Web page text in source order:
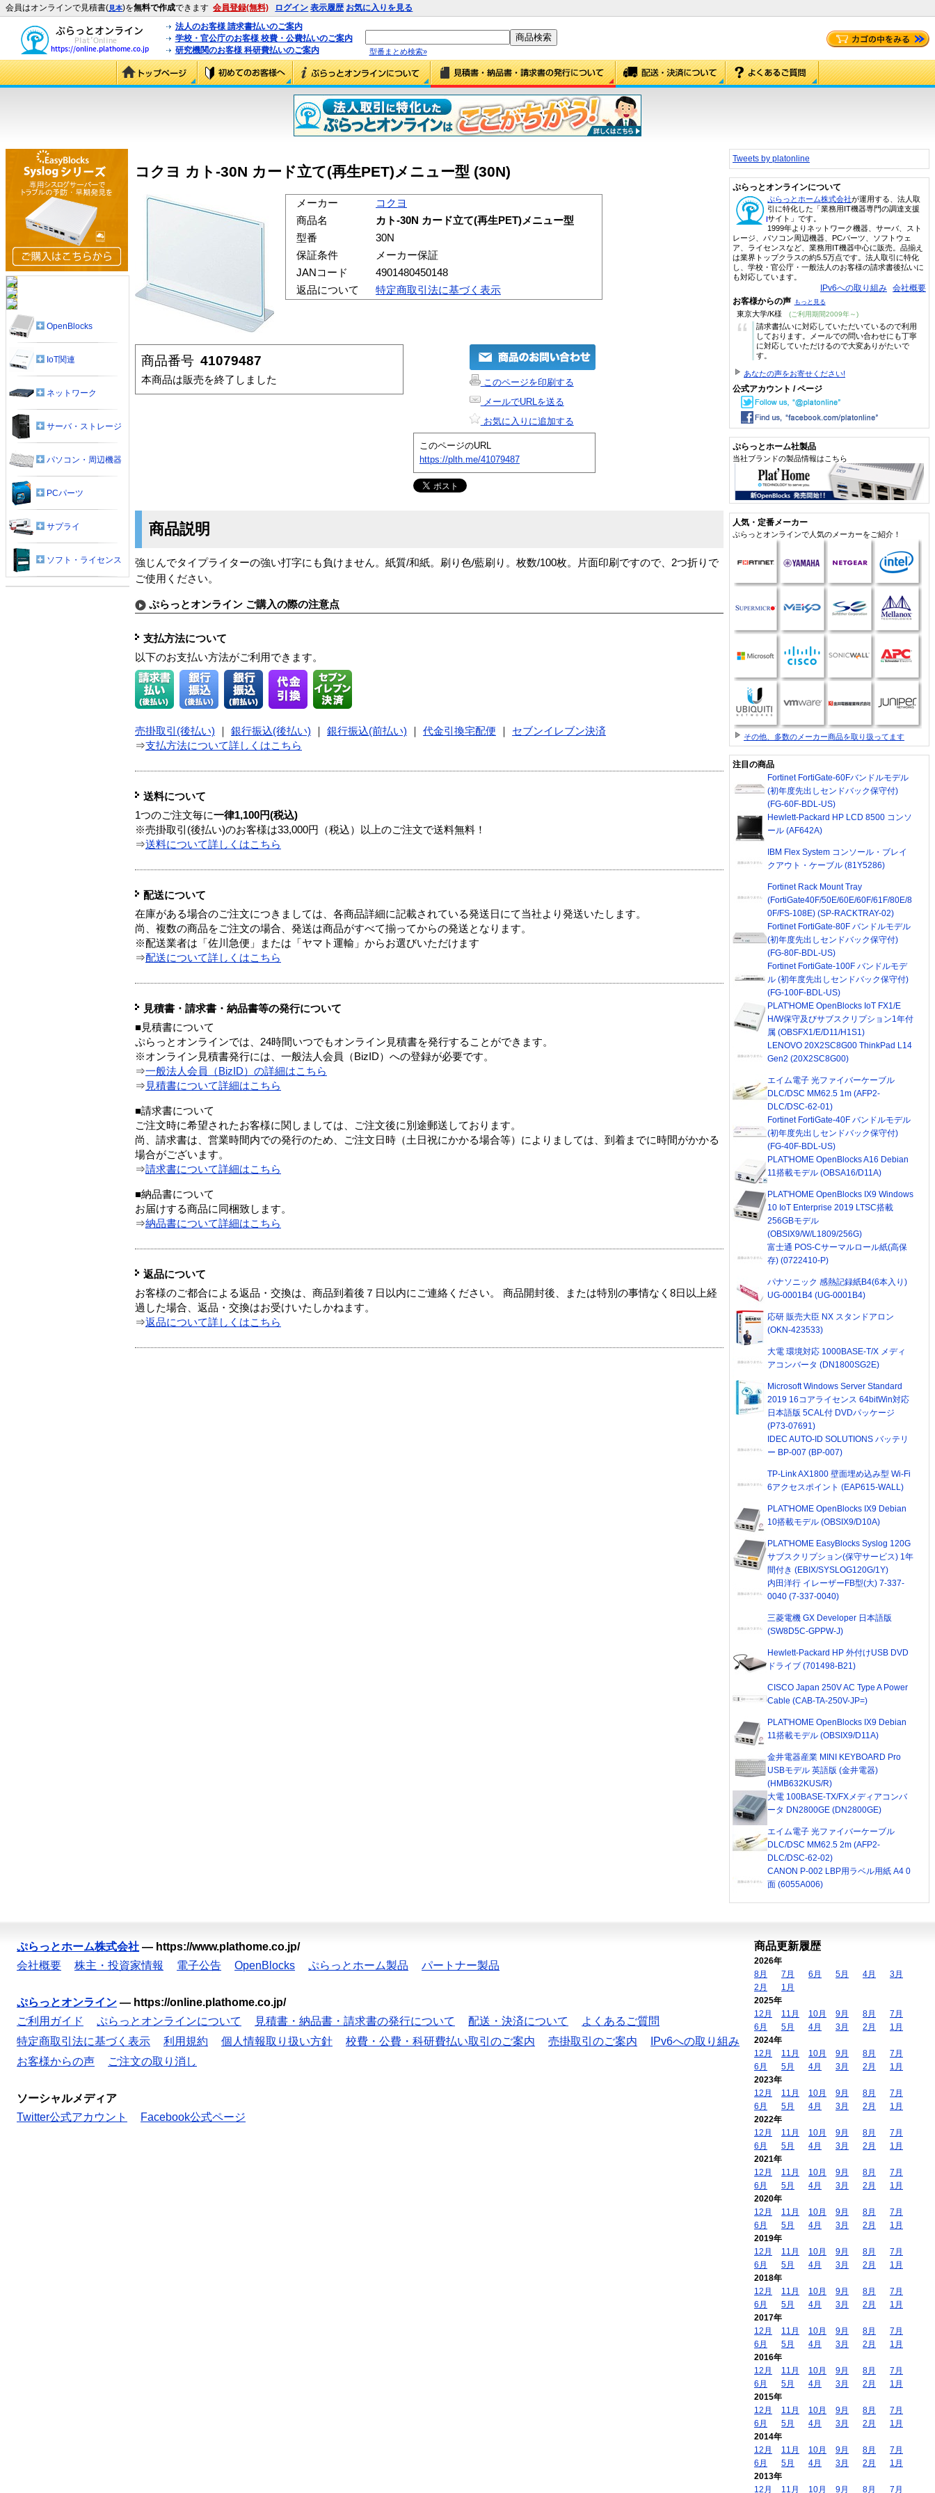
会員はオンラインで見積書(見本)を無料で作成できます 会員登録(無料) ログイン 表示履歴 お気に入りを見る
法人のお客様 請求書払いのご案内
学校・官公庁のお客様 校費・公費払いのご案内
研究機関のお客様 科研費払いのご案内
型番まとめ検索»
コクヨ カト-30N カード立て(再生PET)メニュー型 (30N)
メーカー
コクヨ
商品名
カト-30N カード立て(再生PET)メニュー型
型番
30N
保証条件
メーカー保証
JANコード
4901480450148
返品について
特定商取引法に基づく表示
商品番号 41079487
本商品は販売を終了しました
このページを印刷する
メールでURLを送る
お気に入りに追加する
このページのURL
https://plth.me/41079487
商品説明
強じんでタイプライターの強い打字にも負けません。紙質/和紙。刷り色/藍刷り。枚数/100枚。片面印刷ですので、2つ折りで
ご使用ください。
ぷらっとオンライン ご購入の際の注意点
支払方法について
以下のお支払い方法がご利用できます。
売掛取引(後払い) 銀行振込(後払い) 銀行振込(前払い) 代金引換宅配便
セブンイレブン決済
⇒支払方法について詳しくはこちら
送料について
1つのご注文毎に一律1,100円(税込)
※売掛取引(後払い)のお客様は33,000円（税込）以上のご注文で送料無料！
⇒送料について詳しくはこちら
配送について
在庫がある場合のご注文につきましては、各商品詳細に記載されている発送日にて当社より発送いたします。
尚、複数の商品をご注文の場合、発送は商品がすべて揃ってからの発送となります。
※配送業者は「佐川急便」または「ヤマト運輸」からお選びいただけます
⇒配送について詳しくはこちら
見積書・請求書・納品書等の発行について
■見積書について
ぷらっとオンラインでは、24時間いつでもオンライン見積書を発行することができます。
※オンライン見積書発行には、一般法人会員（BizID）への登録が必要です。
⇒一般法人会員（BizID）の詳細はこちら
⇒ 見積書について詳細はこちら
■請求書について
ご注文時に希望されたお客様に関しましては、ご注文後に別途郵送しております。
尚、請求書は、営業時間内での発行のため、ご注文日時（土日祝にかかる場合等）によりましては、到着までに時間がかかる
場合がございます。
⇒請求書について詳細はこちら
■納品書について
お届けする商品に同梱致します。
⇒納品書について詳細はこちら
返品について
お客様のご都合による返品・交換は、商品到着後７日以内にご連絡ください。 商品開封後、または特別の事情なく8日以上経
過した場合、返品・交換はお受けいたしかねます。
⇒返品について詳しくはこちら
OpenBlocks
IoT関連
ネットワーク
サーバ・ストレージ
パソコン・周辺機器
PCパーツ
サプライ
ソフト・ライセンス
Tweets by platonline
ぷらっとオンラインについて
ぷらっとホーム株式会社が運用する、法人取
引に特化した「業務用IT機器専門の調達支援
サイト」です。
1999年よりネットワーク機器、サーバ、スト
レージ、パソコン周辺機器、PCパーツ、ソフトウェ
ア、ライセンスなど、業務用IT機器中心に販売。品揃え
は業界トップクラスの約5.5万点です。法人取引に特化
し、学校・官公庁・一般法人のお客様の請求書後払いに
も対応しています。
IPv6への取り組み 会社概要
お客様からの声 もっと見る
東京大学/K様 (ご利用期間2009年～)
“
請求書払いに対応していただいているので利用
しております。メールでの問い合わせにも丁寧
に対応していただけるので大変ありがたいで
す。
あなたの声をお寄せください!
公式アカウント / ページ
ぷらっとホーム社製品
当社ブランドの製品情報はこちら
人気・定番メーカー
ぷらっとオンラインで人気のメーカーをご紹介！
その他、多数のメーカー商品を取り扱ってます
注目の商品
Fortinet FortiGate-60Fバンドルモデル
(初年度先出しセンドバック保守付)
(FG-60F-BDL-US)
Hewlett-Packard HP LCD 8500 コンソ
ール (AF642A)
IBM Flex System コンソール・ブレイ
クアウト・ケーブル (81Y5286)
Fortinet Rack Mount Tray
(FortiGate40F/50E/60E/60F/61F/80E/8
0F/FS-108E) (SP-RACKTRAY-02)
Fortinet FortiGate-80F バンドルモデル
(初年度先出しセンドバック保守付)
(FG-80F-BDL-US)
Fortinet FortiGate-100F バンドルモデ
ル (初年度先出しセンドバック保守付)
(FG-100F-BDL-US)
PLAT'HOME OpenBlocks IoT FX1/E
H/W保守及びサブスクリプション1年付
属 (OBSFX1/E/D11/H1S1)
LENOVO 20X2SC8G00 ThinkPad L14
Gen2 (20X2SC8G00)
エイム電子 光ファイバーケーブル
DLC/DSC MM62.5 1m (AFP2-
DLC/DSC-62-01)
Fortinet FortiGate-40F バンドルモデル
(初年度先出しセンドバック保守付)
(FG-40F-BDL-US)
PLAT'HOME OpenBlocks A16 Debian
11搭載モデル (OBSA16/D11A)
PLAT'HOME OpenBlocks IX9 Windows
10 IoT Enterprise 2019 LTSC搭載
256GBモデル
(OBSIX9/W/L1809/256G)
富士通 POS-Cサーマルロール紙(高保
存) (0722410-P)
パナソニック 感熱記録紙B4(6本入り)
UG-0001B4 (UG-0001B4)
応研 販売大臣 NX スタンドアロン
(OKN-423533)
大電 環境対応 1000BASE-T/X メディ
アコンバータ (DN1800SG2E)
Microsoft Windows Server Standard
2019 16コアライセンス 64bitWin対応
日本語版 5CAL付 DVDパッケージ
(P73-07691)
IDEC AUTO-ID SOLUTIONS バッテリ
ー BP-007 (BP-007)
TP-Link AX1800 壁面埋め込み型 Wi-Fi
6アクセスポイント (EAP615-WALL)
PLAT'HOME OpenBlocks IX9 Debian
10搭載モデル (OBSIX9/D10A)
PLAT'HOME EasyBlocks Syslog 120G
サブスクリプション(保守サービス) 1年
間付き (EBIX/SYSLOG120G/1Y)
内田洋行 イレーザーFB型(大) 7-337-
0040 (7-337-0040)
三菱電機 GX Developer 日本語版
(SW8D5C-GPPW-J)
Hewlett-Packard HP 外付けUSB DVD
ドライブ (701498-B21)
CISCO Japan 250V AC Type A Power
Cable (CAB-TA-250V-JP=)
PLAT'HOME OpenBlocks IX9 Debian
11搭載モデル (OBSIX9/D11A)
金井電器産業 MINI KEYBOARD Pro
USBモデル 英語版 (金井電器)
(HMB632KUS/R)
大電 100BASE-TX/FXメディアコンバ
ータ DN2800GE (DN2800GE)
エイム電子 光ファイバーケーブル
DLC/DSC MM62.5 2m (AFP2-
DLC/DSC-62-02)
CANON P-002 LBP用ラベル用紙 A4 0
面 (6055A006)
ぷらっとホーム株式会社 — https://www.plathome.co.jp/
会社概要
株主・投資家情報 電子公告 OpenBlocks ぷらっとホーム製品 パートナー製品
ぷらっとオンライン — https://online.plathome.co.jp/
ご利用ガイド
ぷらっとオンラインについて 見積書・納品書・請求書の発行について 配送・決済について
よくあるご質問
特定商取引法に基づく表示
利用規約 個人情報取り扱い方針 校費・公費・科研費払い取引のご案内 売掛取引のご案内
IPv6への取り組み
お客様からの声
ご注文の取り消し
ソーシャルメディア
Twitter公式アカウント
Facebook公式ページ
商品更新履歴
2026年
8月
7月 6月 5月 4月
3月
2月
1月
2025年
12月
11月 10月 9月 8月
7月
6月
5月 4月 3月 2月
1月
2024年
12月
11月 10月 9月 8月
7月
6月
5月 4月 3月 2月
1月
2023年
12月
11月 10月 9月 8月
7月
6月
5月 4月 3月 2月
1月
2022年
12月
11月 10月 9月 8月
7月
6月
5月 4月 3月 2月
1月
2021年
12月
11月 10月 9月 8月
7月
6月
5月 4月 3月 2月
1月
2020年
12月
11月 10月 9月 8月
7月
6月
5月 4月 3月 2月
1月
2019年
12月
11月 10月 9月 8月
7月
6月
5月 4月 3月 2月
1月
2018年
12月
11月 10月 9月 8月
7月
6月
5月 4月 3月 2月
1月
2017年
12月
11月 10月 9月 8月
7月
6月
5月 4月 3月 2月
1月
2016年
12月
11月 10月 9月 8月
7月
6月
5月 4月 3月 2月
1月
2015年
12月
11月 10月 9月 8月
7月
6月
5月 4月 3月 2月
1月
2014年
12月
11月 10月 9月 8月
7月
6月
5月 4月 3月 2月
1月
2013年
12月
11月 10月 9月 8月 7月